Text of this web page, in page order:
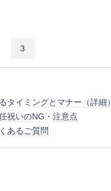
3
タイミングとマナー（詳細）
祝いのNG・注意点
あるご質問